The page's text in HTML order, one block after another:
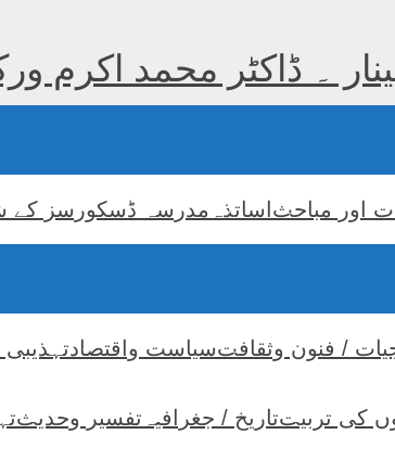
۔ ڈاکٹر محمد اکرم
اور مباحثاساتذہ مدرسہ ڈسکورسز کے
/ فنون وثقافتسیاست واقتصاد
کی تربیتتاریخ / جغرافیہ تفسیر وحدیث